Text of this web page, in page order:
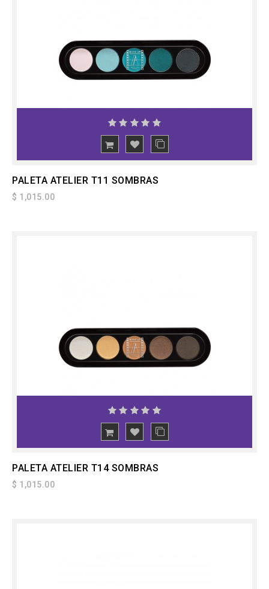
PALETA ATELIER T11 SOMBRAS
$ 1,015.00
PALETA ATELIER T14 SOMBRAS
$ 1,015.00